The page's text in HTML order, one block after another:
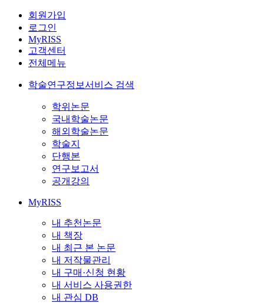
회원가입
로그인
MyRISS
고객센터
전체메뉴
학술연구정보서비스 검색
학위논문
국내학술논문
해외학술논문
학술지
단행본
연구보고서
공개강의
MyRISS
내 추천논문
내 책장
내 최근 본 논문
내 저작물관리
내 구매·신청 현황
내 서비스 사용권한
내 관심 DB